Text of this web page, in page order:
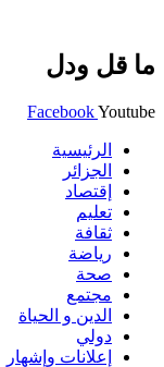
ما قل ودل
FacebookYoutube
الرئيسية
الجزائر
إقتصاد
تعليم
ثقافة
رياضة
صحة
مجتمع
الدين و الحياة
دولي
إعلانات وإشهار